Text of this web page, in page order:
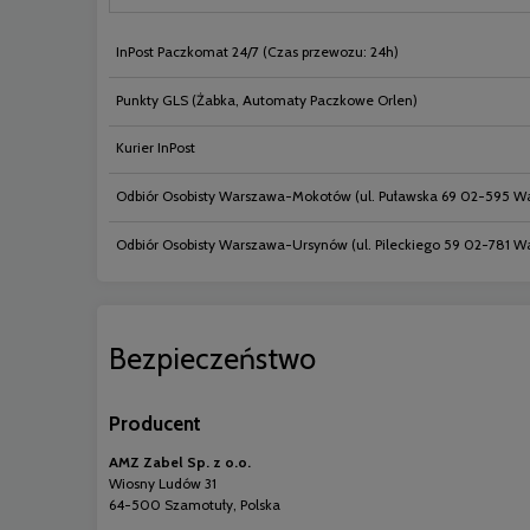
InPost Paczkomat 24/7 (Czas przewozu: 24h)
Punkty GLS (Żabka, Automaty Paczkowe Orlen)
Kurier InPost
Odbiór Osobisty Warszawa-Mokotów (ul. Puławska 69 02-595
Odbiór Osobisty Warszawa-Ursynów (ul. Pileckiego 59 02-781
Bezpieczeństwo
Producent
AMZ Zabel Sp. z o.o.
Wiosny Ludów 31
64-500 Szamotuły, Polska